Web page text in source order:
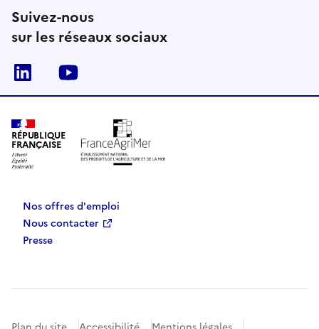
Suivez-nous
sur les réseaux sociaux
Linkedin
RÉPUBLIQUE
FRANÇAISE
Nos offres d'emploi
Nous contacter
Presse